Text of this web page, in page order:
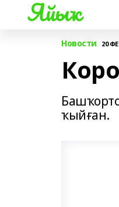
Яйыҡ
Новости 20
ҡыйған.